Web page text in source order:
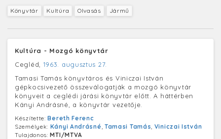
Könyvtár Kultúra Olvasás Jármű
Kultúra - Mozgó könyvtár
Cegléd, 1963. augusztus 27.
Tamasi Tamás könyvtáros és Viniczai István
gépkocsivezető összeválogatják a mozgó könyvtár
könyveit a ceglédi járási könyvtár előtt. A háttérben
Kányi Andrásné, a könyvtár vezetője.
Készítette:Bereth Ferenc
Személyek: Kányi Andrásné, Tamasi Tamás, Viniczai István
Tulajdonos:MTI/MTVA